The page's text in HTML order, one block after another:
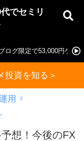
でセミリ
ブログ限定で53,000円ゲッ
投資を知る＞
用
想！今後のFX